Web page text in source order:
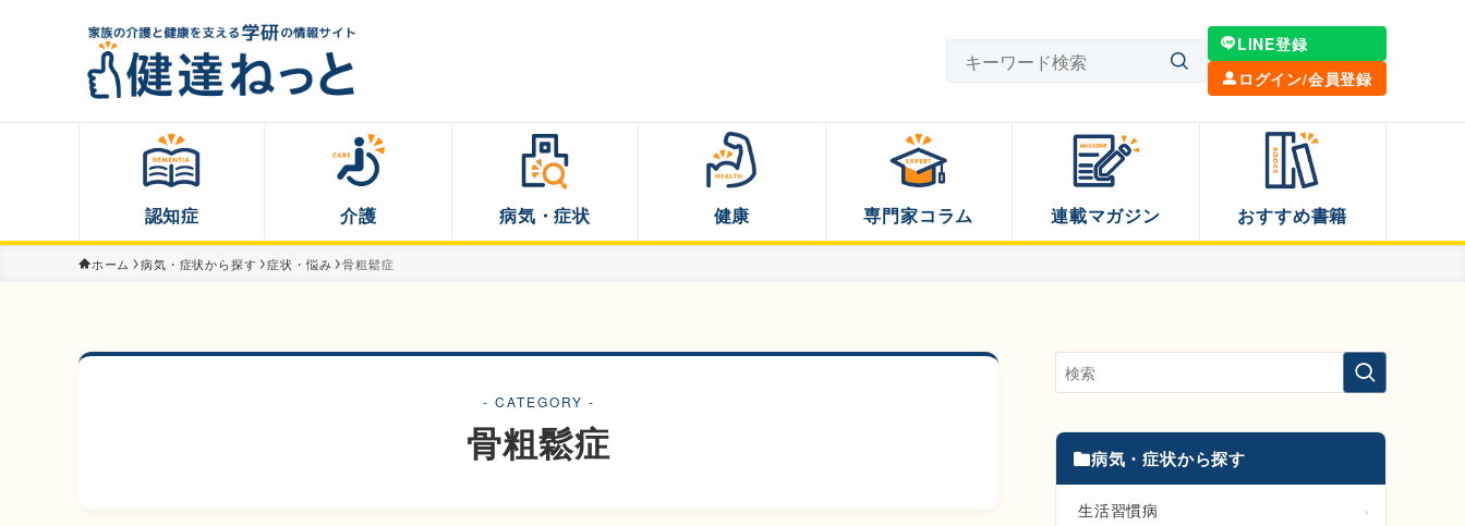
LINE登録
ログイン/会員登録
認知症 介護 病気・症状 健康 専門家コラム 連載マガジン おすすめ書籍
ホーム 病気・症状から探す 症状・悩み 骨粗鬆症
- CATEGORY -
骨粗鬆症 病気・症状から探す
生活習慣病